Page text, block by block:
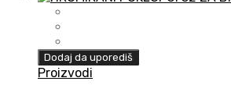
Dodaj da uporediš
Proizvodi